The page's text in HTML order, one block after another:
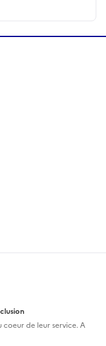
coeur de leur service. A